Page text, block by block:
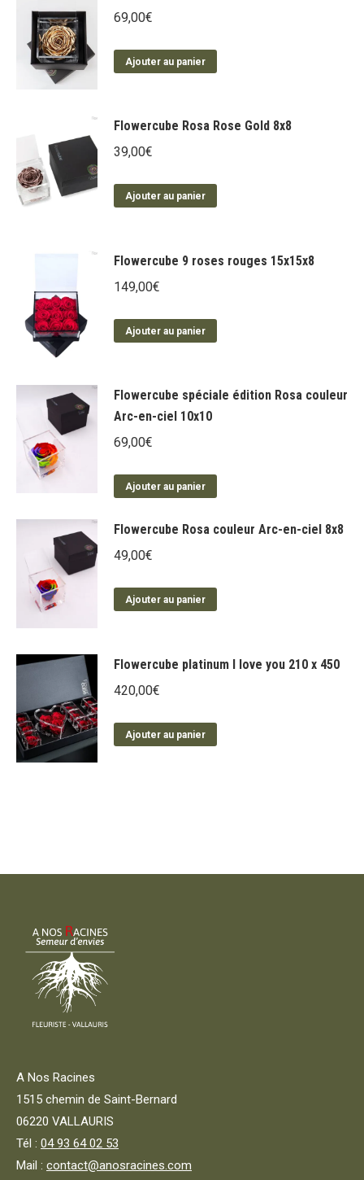
69,00€
Ajouter au panier
Flowercube Rosa Rose Gold 8x8
39,00€
Ajouter au panier
Flowercube 9 roses rouges 15x15x8
149,00€
Ajouter au panier
Flowercube spéciale édition Rosa couleur
Arc-en-ciel 10x10
69,00€
Ajouter au panier
Flowercube Rosa couleur Arc-en-ciel 8x8
49,00€
Ajouter au panier
Flowercube platinum I love you 210 x 450
420,00€
Ajouter au panier
A Nos Racines
1515 chemin de Saint-Bernard
06220 VALLAURIS
Tél : 04 93 64 02 53
Mail : contact@anosracines.com